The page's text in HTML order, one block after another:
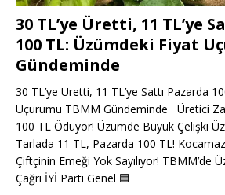
30 TL’ye Üretti, 11 TL’ye
100 TL: Üzümdeki Fiyat
Gündeminde
30 TL’ye Üretti, 11 TL’ye Sattı Pazarda
Uçurumu TBMM Gündeminde Üretici
100 TL Ödüyor! Üzümde Büyük Çelişki
Tarlada 11 TL, Pazarda 100 TL!
Çiftçinin Emeği Yok Sayılıyor! TBMM’de
Çağrı İYİ Parti Genel 🟦